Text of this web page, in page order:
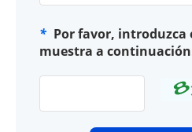
* Por favor, introduzca
muestra a